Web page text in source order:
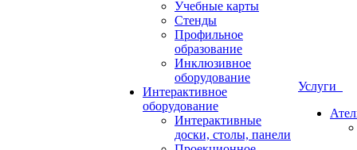
Учебные карты
Стенды
Профильное
образование
Инклюзивное
оборудование
Интерактивное
оборудование
Интерактивные
доски, столы, панели
Услуги